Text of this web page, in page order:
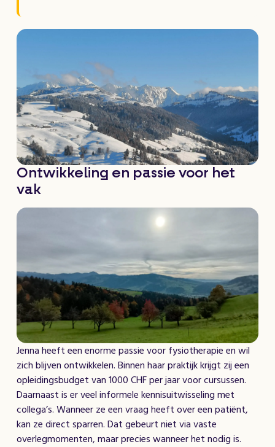
Ontwikkeling en passie voor het
vak
Jenna heeft een enorme passie voor fysiotherapie en wil
zich blijven ontwikkelen. Binnen haar praktijk krijgt zij een
opleidingsbudget van 1000 CHF per jaar voor cursussen.
Daarnaast is er veel informele kennisuitwisseling met
collega’s. Wanneer ze een vraag heeft over een patiënt,
kan ze direct sparren. Dat gebeurt niet via vaste
overlegmomenten, maar precies wanneer het nodig is.